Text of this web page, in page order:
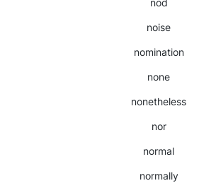
nod
noise
nomination
none
nonetheless
nor
normal
normally